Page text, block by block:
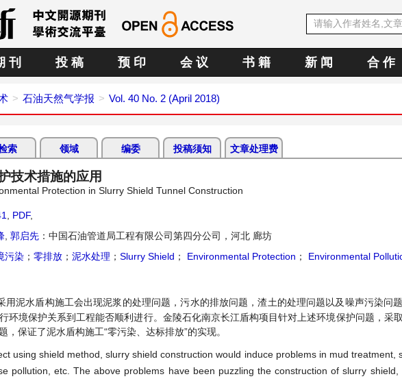
刊 投 稿 预 印 会 议 书 籍 新 闻 合 作
石油天然气学报 Vol. 40 No. 2 (April 2018)
索 领域 编委 投稿须知 文章处理费
技术措施的应用
Protection in Slurry Shield Tunnel Construction
PDF,
郭启先 ：中国石油管道局工程有限公司第四分公司，河北 廊坊
污染 ； 零排放 ； 泥水处理 ； Slurry Shield ； Environmental Protection ； Environmental
用泥水盾构施工会出现泥浆的处理问题，污水的排放问题，渣土的处理问题以及噪声污染问
环境保护关系到工程能否顺利进行。金陵石化南京长江盾构项目针对上述环境保护问题，采
保证了泥水盾构施工“零污染、达标排放”的实现。
using shield method, slurry shield construction would induce problems in mud treatment,
pollution, etc. The above problems have been puzzling the construction of slurry